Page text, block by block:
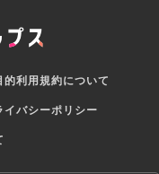
的利用規約について
イバシーポリシー